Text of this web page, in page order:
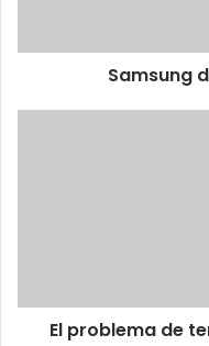
Samsung
El problema de